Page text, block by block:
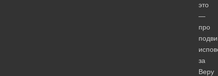
это
—
про
за
Веру